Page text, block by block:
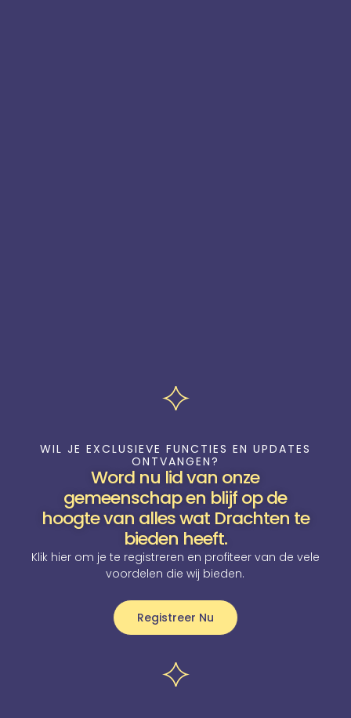
WIL JE EXCLUSIEVE FUNCTIES EN UPDATES
ONTVANGEN?
Word nu lid van onze
gemeenschap en blijf op de
hoogte van alles wat Drachten te
bieden heeft.
Klik hier om je te registreren en profiteer van de vele
voordelen die wij bieden.
Registreer Nu